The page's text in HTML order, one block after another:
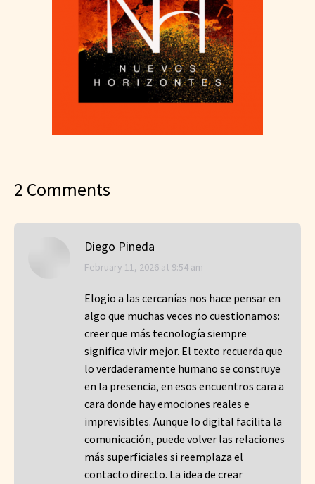
2 Comments
Diego Pineda
says:
February 11, 2026 at 9:54 am
Elogio a las cercanías nos hace pensar en
algo que muchas veces no cuestionamos:
creer que más tecnología siempre
significa vivir mejor. El texto recuerda que
lo verdaderamente humano se construye
en la presencia, en esos encuentros cara a
cara donde hay emociones reales e
imprevisibles. Aunque lo digital facilita la
comunicación, puede volver las relaciones
más superficiales si reemplaza el
contacto directo. La idea de crear